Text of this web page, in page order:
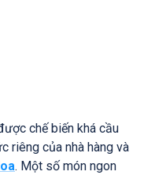
chế biến khá cầu
riêng của nhà hàng và
. Một số món ngon